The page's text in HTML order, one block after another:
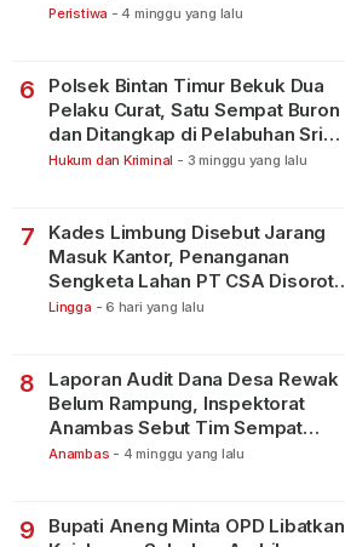
Peristiwa - 4 minggu yang lalu
6
Polsek Bintan Timur Bekuk Dua
Pelaku Curat, Satu Sempat Buron
dan Ditangkap di Pelabuhan Sri
Bintan Pura
Hukum dan Kriminal - 3 minggu yang lalu
7
Kades Limbung Disebut Jarang
Masuk Kantor, Penanganan
Sengketa Lahan PT CSA Disorot
Warga
Lingga - 6 hari yang lalu
8
Laporan Audit Dana Desa Rewak
Belum Rampung, Inspektorat
Anambas Sebut Tim Sempat
Terbagi Tangani Kasus Lain
Anambas - 4 minggu yang lalu
9
Bupati Aneng Minta OPD Libatkan